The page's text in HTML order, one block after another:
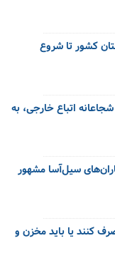
خشکی مطلق در ۲۰ استان کشور تا شروع
اتباع خارجی، به
سیل‌آسا مشهور
کنند یا باید مخزن و